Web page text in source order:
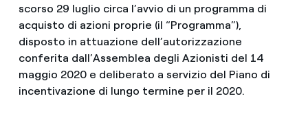
scorso 29 luglio circa l’avvio di un programma di
acquisto di azioni proprie (il “Programma”),
disposto in attuazione dell’autorizzazione
conferita dall’Assemblea degli Azionisti del 14
maggio 2020 e deliberato a servizio del Piano di
incentivazione di lungo termine per il 2020.